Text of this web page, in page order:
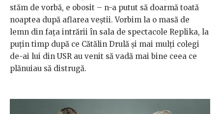
stăm de vorbă, e obosit – n-a putut să doarmă toată
noaptea după aflarea veștii. Vorbim la o masă de
lemn din fața intrării în sala de spectacole Replika, la
puțin timp după ce Cătălin Drulă și mai mulți colegi
de-ai lui din USR au venit să vadă mai bine ceea ce
plănuiau să distrugă.